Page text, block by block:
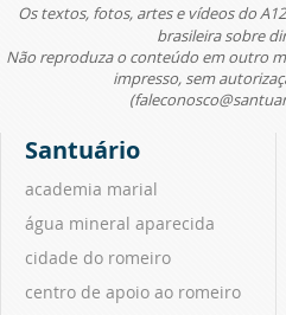
Os textos, fotos, artes e vídeos do
brasileira sobre
Não reproduza o conteúdo em outro
impresso, sem
Santuário
academia marial
água mineral aparecida
cidade do romeiro
centro de apoio ao romeiro